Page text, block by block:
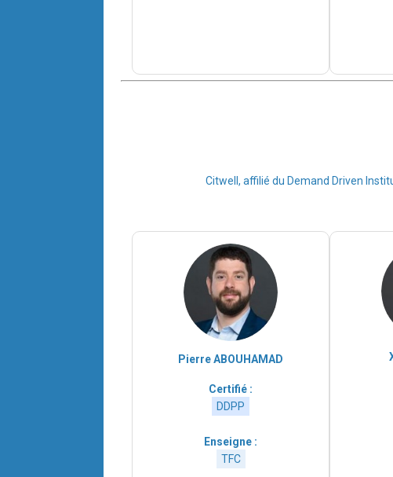
Citwell, affilié du Demand Driven
Pierre ABOUHAMAD
Certifié :
DDPP
Enseigne :
TFC